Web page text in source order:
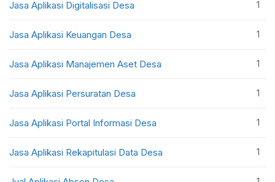
Jasa Aplikasi Digitalisasi Desa 1
Jasa Aplikasi Keuangan Desa 1
Jasa Aplikasi Manajemen Aset Desa 1
Jasa Aplikasi Persuratan Desa 1
Jasa Aplikasi Portal Informasi Desa 1
Jasa Aplikasi Rekapitulasi Data Desa 1